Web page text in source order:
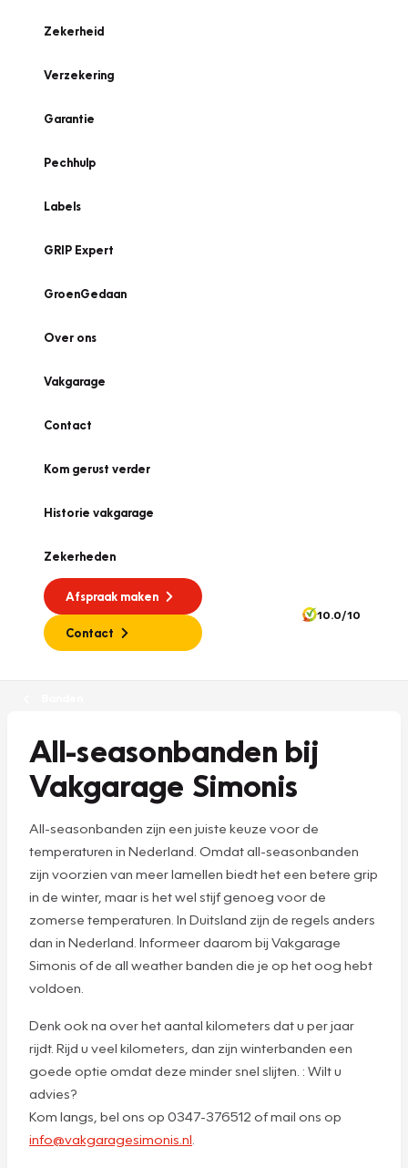
Zekerheid
Verzekering
Garantie
Pechhulp
Labels
GRIP Expert
GroenGedaan
Over ons
Vakgarage
Contact
Kom gerust verder
Historie vakgarage
Zekerheden
Afspraak maken
Contact
10.0/10
All-seasonbanden bij
Vakgarage Simonis
All-seasonbanden zijn een juiste keuze voor de
temperaturen in Nederland. Omdat all-seasonbanden
zijn voorzien van meer lamellen biedt het een betere grip
in de winter, maar is het wel stijf genoeg voor de
zomerse temperaturen. In Duitsland zijn de regels anders
dan in Nederland. Informeer daarom bij Vakgarage
Simonis of de all weather banden die je op het oog hebt
voldoen.
Denk ook na over het aantal kilometers dat u per jaar
rijdt. Rijd u veel kilometers, dan zijn winterbanden een
goede optie omdat deze minder snel slijten. : Wilt u
advies?
Kom langs, bel ons op 0347-376512 of mail ons op
info@vakgaragesimonis.nl